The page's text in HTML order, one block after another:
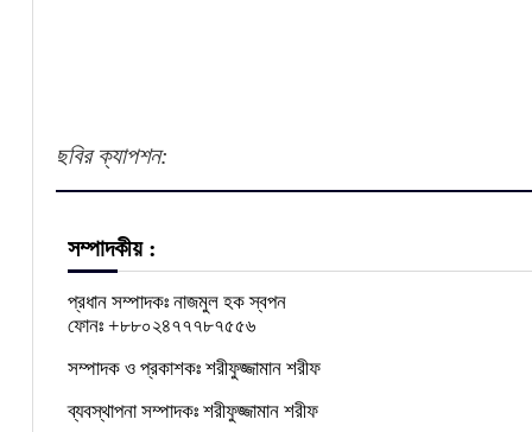
ছবির ক্যাপশন:
সম্পাদকীয় :
প্রধান সম্পাদকঃ নাজমুল হক স্বপন
ফোনঃ +৮৮০২৪৭৭৭৮৭৫৫৬
সম্পাদক ও প্রকাশকঃ শরীফুজ্জামান শরীফ
ব্যবস্থাপনা সম্পাদকঃ শরীফুজ্জামান শরীফ